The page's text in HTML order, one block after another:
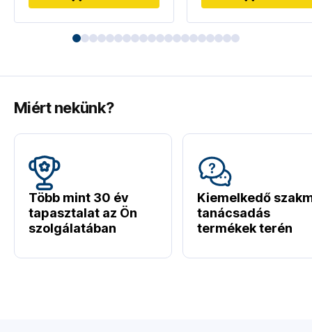
Miért nekünk?
Több mint 30 év
tapasztalat az Ön
szolgálatában
Kiemelkedő
tanácsadás
termékek terén